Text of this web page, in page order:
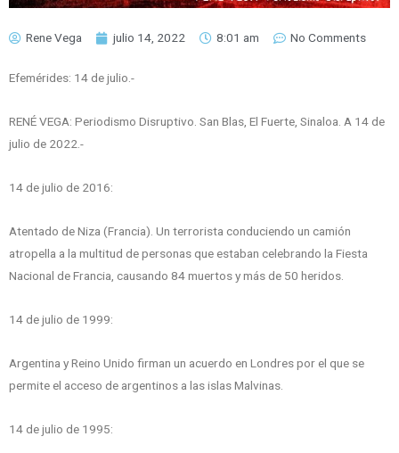
Rene Vega julio 14, 2022 8:01 am No Comments
Efemérides: 14 de julio.-
RENÉ VEGA: Periodismo Disruptivo. San Blas, El Fuerte, Sinaloa. A 14 de
julio de 2022.-
14 de julio de 2016:
Atentado de Niza (Francia). Un terrorista conduciendo un camión
atropella a la multitud de personas que estaban celebrando la Fiesta
Nacional de Francia, causando 84 muertos y más de 50 heridos.
14 de julio de 1999:
Argentina y Reino Unido firman un acuerdo en Londres por el que se
permite el acceso de argentinos a las islas Malvinas.
14 de julio de 1995: